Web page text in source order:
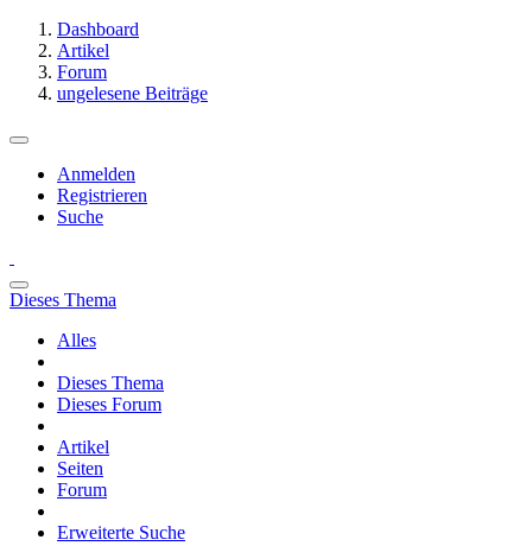
Dashboard
Artikel
Forum
ungelesene Beiträge
Anmelden
Registrieren
Suche
Dieses Thema
Alles
Dieses Thema
Dieses Forum
Artikel
Seiten
Forum
Erweiterte Suche